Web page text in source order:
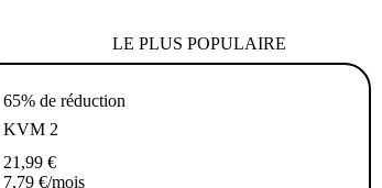
LE PLUS POPULAIRE
65% de réduction
KVM 2
21,99 €
7,79 €/mois